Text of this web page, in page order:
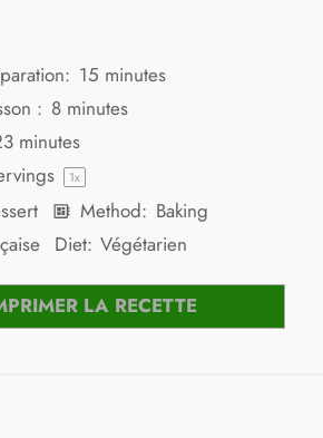
15 minutes
: 8 minutes
minutes
1x
Method: Baking
Diet: Végétarien
LA RECETTE